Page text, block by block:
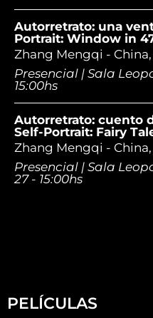
Autorretrato: una
Portrait: Window in
Zhang Mengqi - China,
Presencial | Sala
15:00hs
Autorretrato: cuento
Self-Portrait: Fairy
Zhang Mengqi - China,
Presencial | Sala
27 - 15:00hs
PELÍCULAS